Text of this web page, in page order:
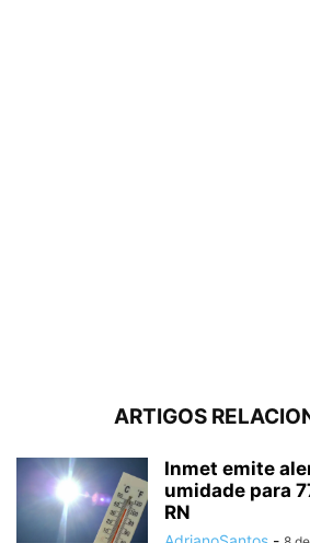
ARTIGOS
Inmet emite
umidade para
RN